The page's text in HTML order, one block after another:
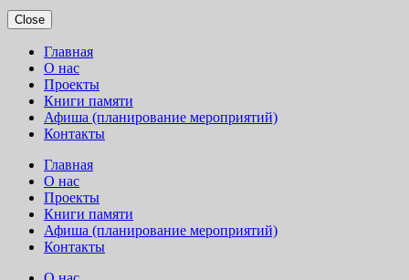
Close
Главная
О нас
Проекты
Книги памяти
Афиша (планирование мероприятий)
Контакты
Главная
О нас
Проекты
Книги памяти
Афиша (планирование мероприятий)
Контакты